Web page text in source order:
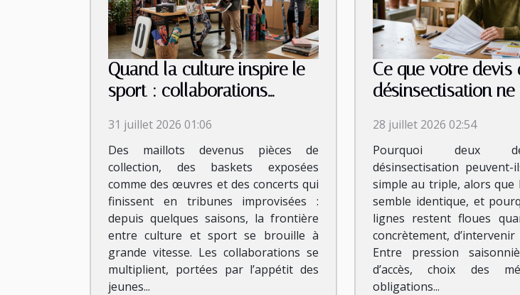
Quand la culture inspire le
sport : collaborations
émergentes
31 juillet 2026 01:06
Des maillots devenus pièces de
collection, des baskets exposées
comme des œuvres et des concerts qui
finissent en tribunes improvisées :
depuis quelques saisons, la frontière
entre culture et sport se brouille à
grande vitesse. Les collaborations se
multiplient, portées par l’appétit des
jeunes...
Ce que votre devis
désinsectisation
28 juillet 2026 02:54
Pourquoi deux
désinsectisation
simple au triple, alors que
semble identique, et
lignes restent floues
concrètement, d’intervenir
Entre pression
d’accès, choix des
obligations...